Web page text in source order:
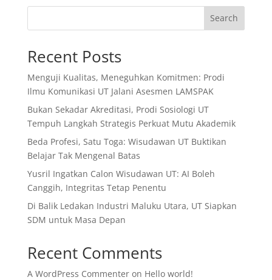
Search
Recent Posts
Menguji Kualitas, Meneguhkan Komitmen: Prodi
Ilmu Komunikasi UT Jalani Asesmen LAMSPAK
Bukan Sekadar Akreditasi, Prodi Sosiologi UT
Tempuh Langkah Strategis Perkuat Mutu Akademik
Beda Profesi, Satu Toga: Wisudawan UT Buktikan
Belajar Tak Mengenal Batas
Yusril Ingatkan Calon Wisudawan UT: AI Boleh
Canggih, Integritas Tetap Penentu
Di Balik Ledakan Industri Maluku Utara, UT Siapkan
SDM untuk Masa Depan
Recent Comments
A WordPress Commenteron Hello world!